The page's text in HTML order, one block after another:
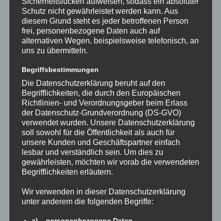
Am vergangenen Sonntag stand ein ganz besonderes
Highlight auf dem Programm: Unsere Mannschaften traten
gegen drei Teams der Thamesmead School aus der Nähe
Schutz nicht gewährleistet werden kann. Aus
diesem Grund steht es jeder betroffenen Person
frei, personenbezogene Daten auch auf
alternativen Wegen, beispielsweise telefonisch, an
uns zu übermitteln.
Begriffsbestimmungen
Die Datenschutzerklärung beruht auf den
Begrifflichkeiten, die durch den Europäischen
Richtlinien- und Verordnungsgeber beim Erlass
der Datenschutz-Grundverordnung (DS-GVO)
verwendet wurden. Unsere Datenschutzerklärung
soll sowohl für die Öffentlichkeit als auch für
unsere Kunden und Geschäftspartner einfach
lesbar und verständlich sein. Um dies zu
gewährleisten, möchten wir vorab die verwendeten
Begrifflichkeiten erläutern.
Wir verwenden in dieser Datenschutzerklärung
unter anderem die folgenden Begriffe: